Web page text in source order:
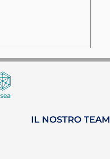
IL NOSTRO TEAM